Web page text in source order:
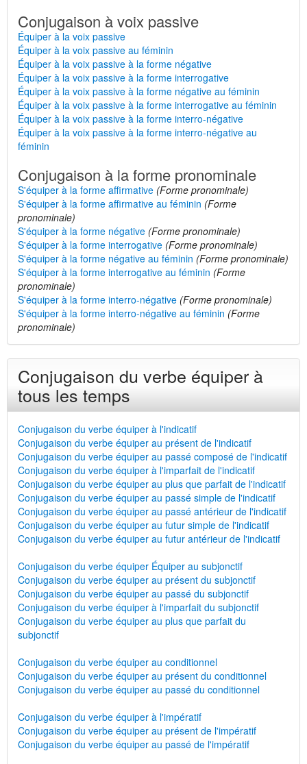
Conjugaison à voix passive
Équiper à la voix passive
Équiper à la voix passive au féminin
Équiper à la voix passive à la forme négative
Équiper à la voix passive à la forme interrogative
Équiper à la voix passive à la forme négative au féminin
Équiper à la voix passive à la forme interrogative au féminin
Équiper à la voix passive à la forme interro-négative
Équiper à la voix passive à la forme interro-négative au
féminin
Conjugaison à la forme pronominale
S'équiper à la forme affirmative (Forme pronominale)
S'équiper à la forme affirmative au féminin (Forme
pronominale)
S'équiper à la forme négative (Forme pronominale)
S'équiper à la forme interrogative (Forme pronominale)
S'équiper à la forme négative au féminin (Forme pronominale)
S'équiper à la forme interrogative au féminin (Forme
pronominale)
S'équiper à la forme interro-négative (Forme pronominale)
S'équiper à la forme interro-négative au féminin (Forme
pronominale)
Conjugaison du verbe équiper à
tous les temps
Conjugaison du verbe équiper à l'indicatif
Conjugaison du verbe équiper au présent de l'indicatif
Conjugaison du verbe équiper au passé composé de l'indicatif
Conjugaison du verbe équiper à l'imparfait de l'indicatif
Conjugaison du verbe équiper au plus que parfait de l'indicatif
Conjugaison du verbe équiper au passé simple de l'indicatif
Conjugaison du verbe équiper au passé antérieur de l'indicatif
Conjugaison du verbe équiper au futur simple de l'indicatif
Conjugaison du verbe équiper au futur antérieur de l'indicatif
Conjugaison du verbe équiper Équiper au subjonctif
Conjugaison du verbe équiper au présent du subjonctif
Conjugaison du verbe équiper au passé du subjonctif
Conjugaison du verbe équiper à l'imparfait du subjonctif
Conjugaison du verbe équiper au plus que parfait du
subjonctif
Conjugaison du verbe équiper au conditionnel
Conjugaison du verbe équiper au présent du conditionnel
Conjugaison du verbe équiper au passé du conditionnel
Conjugaison du verbe équiper à l'impératif
Conjugaison du verbe équiper au présent de l'impératif
Conjugaison du verbe équiper au passé de l'impératif